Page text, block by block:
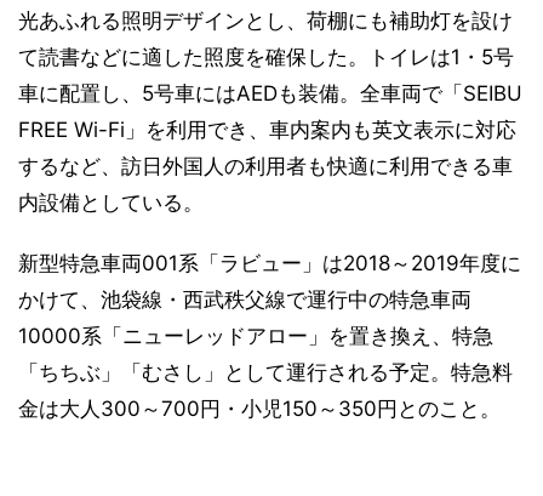
光あふれる照明デザインとし、荷棚にも補助灯を設け
て読書などに適した照度を確保した。トイレは1・5号
車に配置し、5号車にはAEDも装備。全車両で「SEIBU
FREE Wi-Fi」を利用でき、車内案内も英文表示に対応
するなど、訪日外国人の利用者も快適に利用できる車
内設備としている。
新型特急車両001系「ラビュー」は2018～2019年度に
かけて、池袋線・西武秩父線で運行中の特急車両
10000系「ニューレッドアロー」を置き換え、特急
「ちちぶ」「むさし」として運行される予定。特急料
金は大人300～700円・小児150～350円とのこと。